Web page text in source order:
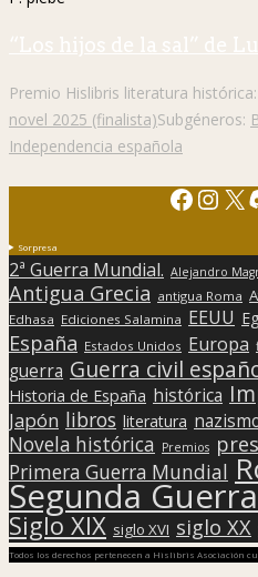
“Los hijos de la sal” de
Premio Hislibris literatura histórica:
novel 2025 (finalista)Subgéneros:
Independencia española
X
Sorpresa
2ª Guerra Mundial. Alejandro
Antigua Grecia antigua Roma
Edhasa Ediciones Salamina EEUU
España Estados Unidos Europa
guerra Guerra civil
Historia de España histórica
Japón libros literatura
Novela histórica Premios
Primera Guerra Mundial
Segunda
Siglo XIX siglo XVI siglo XX
Todos los derechos pertenecen a Hislibris Asociación